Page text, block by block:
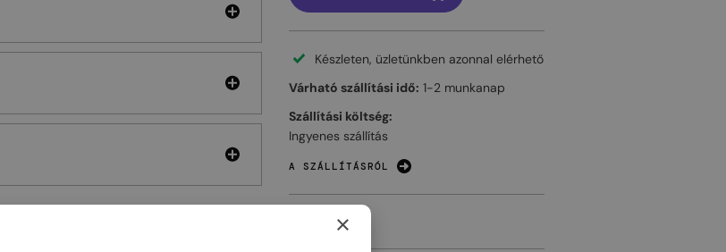
Készleten, üzletünkben azonnal elérhető
Várható szállítási idő: 1-2 munkanap
Szállítási költség:
Ingyenes szállítás
A SZÁLLÍTÁSRÓL
×